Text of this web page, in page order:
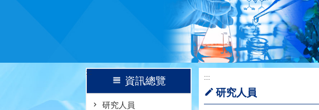
:::
資訊總覽
研究人員
:::
研究人員